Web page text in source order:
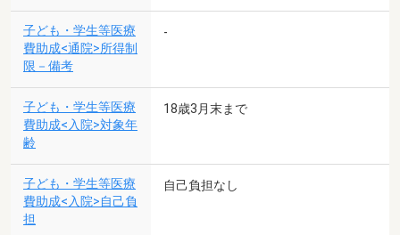
子ども・学生等医療
費助成<通院>所得制
限－備考
-
子ども・学生等医療
費助成<入院>対象年
齢
18歳3月末まで
子ども・学生等医療
費助成<入院>自己負
担
自己負担なし